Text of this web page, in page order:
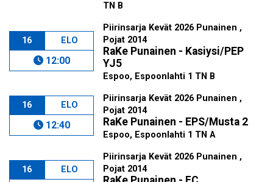
TN B
16 ELO
12:00
Piirinsarja Kevät 2026 Punainen ,
Pojat 2014
RaKe Punainen - Kasiysi/PEP
YJ5
Espoo, Espoonlahti 1 TN B
16 ELO
12:40
Piirinsarja Kevät 2026 Punainen ,
Pojat 2014
RaKe Punainen - EPS/Musta 2
Espoo, Espoonlahti 1 TN A
16 ELO
Piirinsarja Kevät 2026 Punainen ,
Pojat 2014